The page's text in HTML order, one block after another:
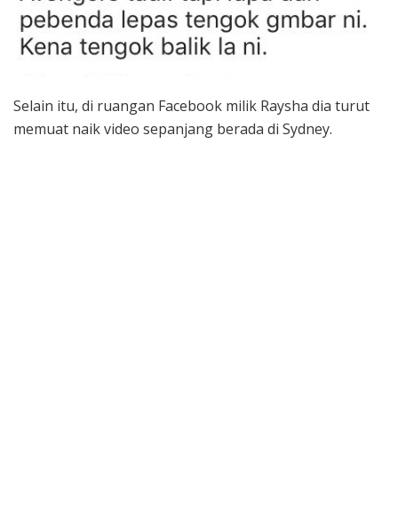
Selain itu, di ruangan Facebook milik Raysha dia turut
memuat naik video sepanjang berada di Sydney.